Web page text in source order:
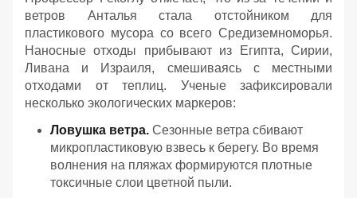
ветров Анталья стала отстойником для
пластикового мусора со всего Средиземноморья.
Наносные отходы прибывают из Египта, Сирии,
Ливана и Израиля, смешиваясь с местными
отходами от теплиц. Ученые зафиксировали
несколько экологических маркеров:
Ловушка ветра. Сезонные ветра сбивают
микропластиковую взвесь к берегу. Во время
волнения на пляжах формируются плотные
токсичные слои цветной пыли.